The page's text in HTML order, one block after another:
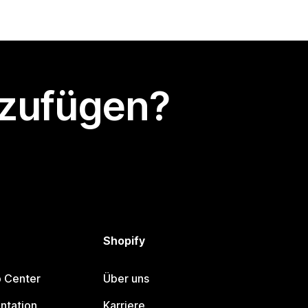
Center
Shopify
Über uns